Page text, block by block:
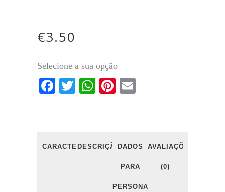
€3.50
Selecione a sua opção
Facebook
TwitterWhatsApp
Pinterest
CARACTERÍSTICAS
DESCRIÇÃODADOS
PARA
PERSONALIZAÇÃO
AVALIAÇÕES
(0)